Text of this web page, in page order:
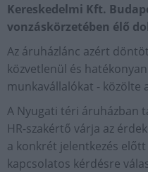
Kereskedelmi Kft.
vonzáskörzetében élő
Az áruházlánc azért
közvetlenül és
munkavállalókat - közölte
A Nyugati téri áruházban
HR-szakértő várja az
a konkrét jelentkezés
kapcsolatos kérdésre